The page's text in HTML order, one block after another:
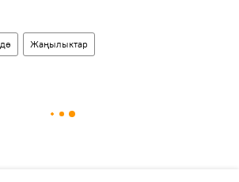
Жаңылыктар